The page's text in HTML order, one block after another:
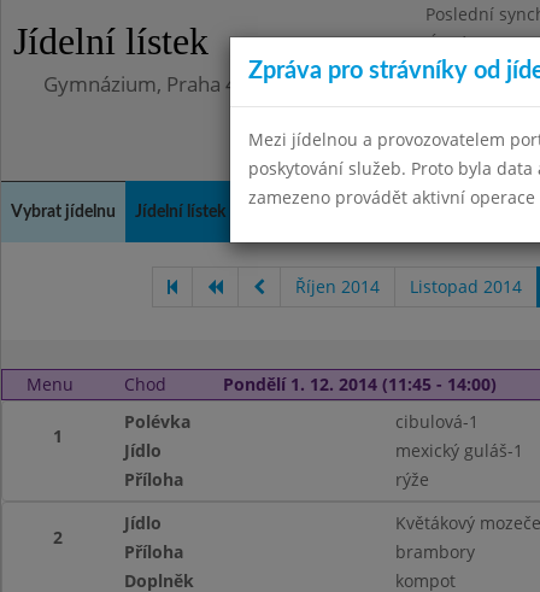
Jídelní lístek
Poslední
Úterý
Gymnázium, Praha 4, Budějovická 680
Vybrat jídelnu Jídelní lístek Kontakty a informace
Říjen 2014 Listopad 2014
Menu Chod Pondělí 1. 12. 2014 (11:45 - 14:00)
1
Polévka
cibulová-1
Jídlo
mexický guláš-1
Příloha
rýže
2
Jídlo
Květákový
Příloha
brambory
Doplněk
kompot
Zpráva pro strávníky od
Mezi jídelnou a provozovatelem
poskytování služeb. Proto byla
zamezeno provádět aktivní